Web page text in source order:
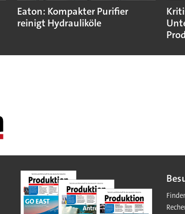
Eaton: Kompakter Purifier
reinigt Hydrauliköle